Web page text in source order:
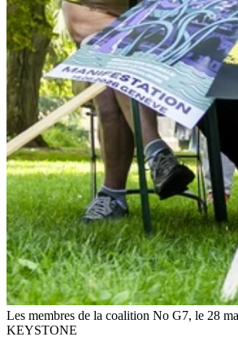
Les membres de la coalition No G7, le 28
KEYSTONE